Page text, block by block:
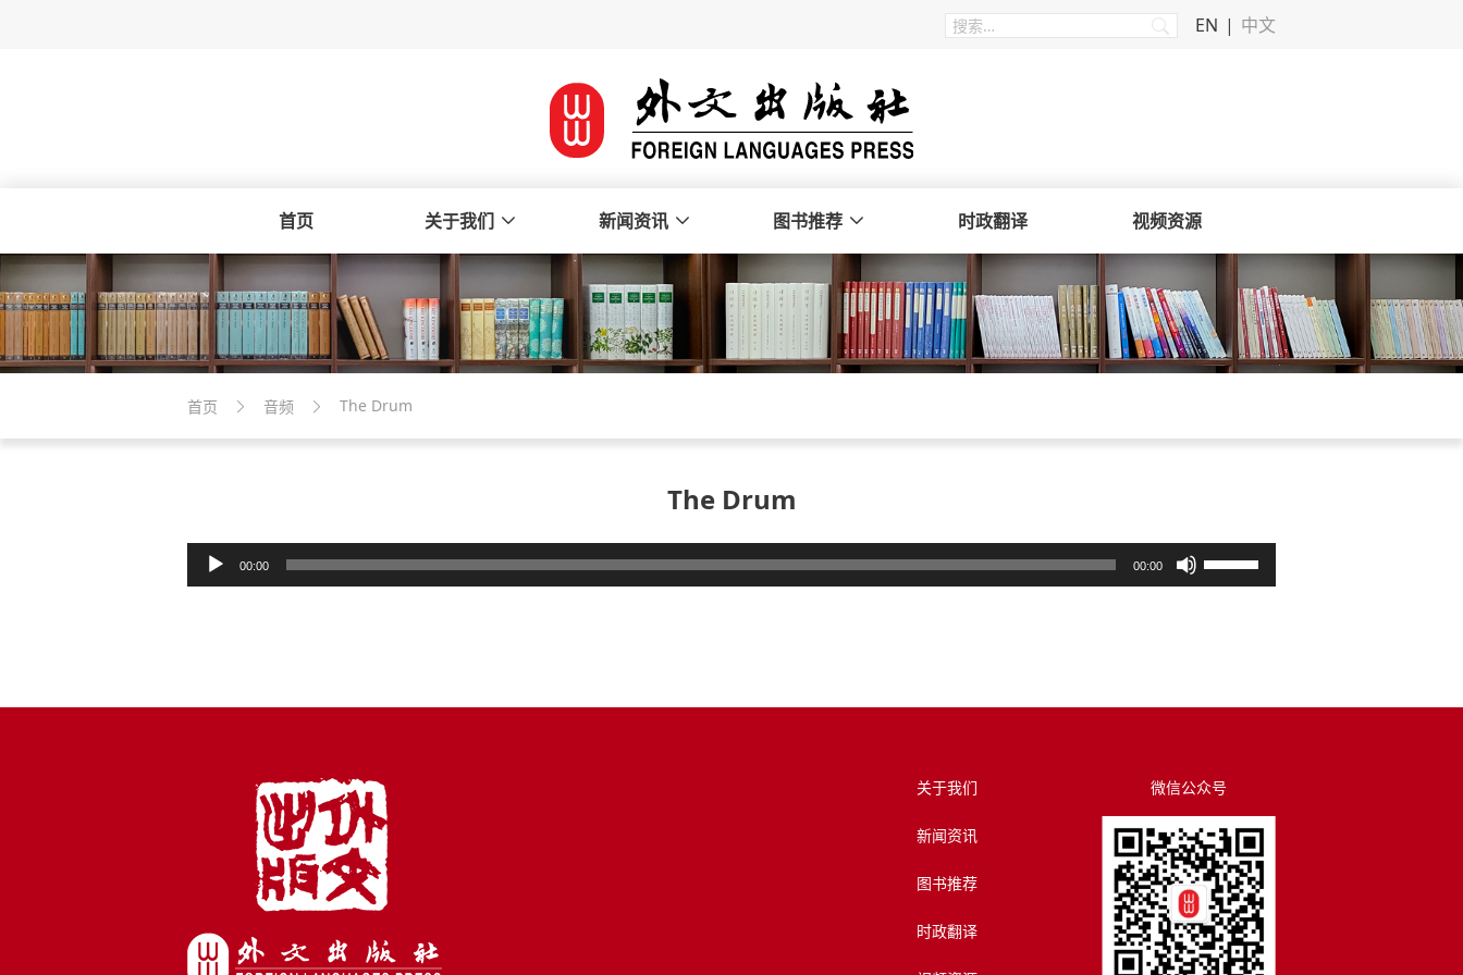
EN 中文
首页 关于我们 新闻资讯 图书推荐 时政翻译 视频资源
首页 音频 The Drum
The Drum
频
00:00 00:00
用
来
高
或
降
低
音
关于我们
新闻资讯
图书推荐
时政翻译
微信公众号